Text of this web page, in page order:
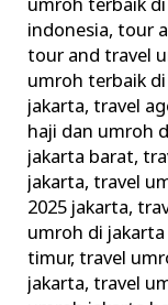
umroh terbaik
indonesia,tour
tour and travel
umroh terbaik
jakarta,travel
haji dan umroh
jakarta barat,
jakarta,travel
2025 jakarta,
umroh di
timur,travel
jakarta,travel